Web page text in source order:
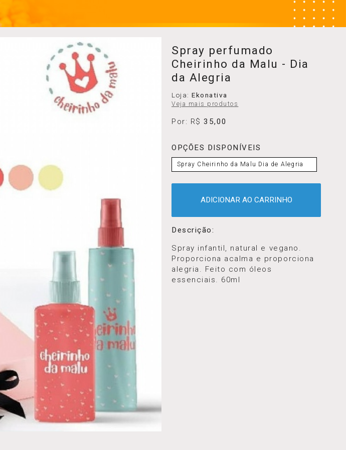
Spray perfumado
Cheirinho da Malu - Dia
da Alegria
Loja:Ekonativa
Veja mais produtos
Por: R$35,00
OPÇÕES DISPONÍVEIS
Spray Cheirinho da Malu Dia de Alegria
ADICIONAR AO CARRINHO
Descrição:
Spray infantil, natural e vegano.
Proporciona acalma e proporciona
alegria. Feito com óleos
essenciais. 60ml